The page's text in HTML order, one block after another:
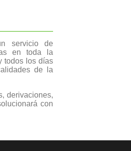
servicio de
en toda la
todos los días
de la
derivaciones,
con